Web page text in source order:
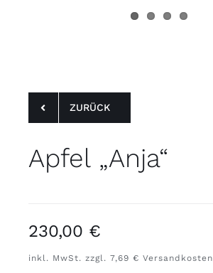
ZURÜCK
Apfel „Anja“
230,00 €
inkl. MwSt. zzgl. 7,69 € Versandkosten